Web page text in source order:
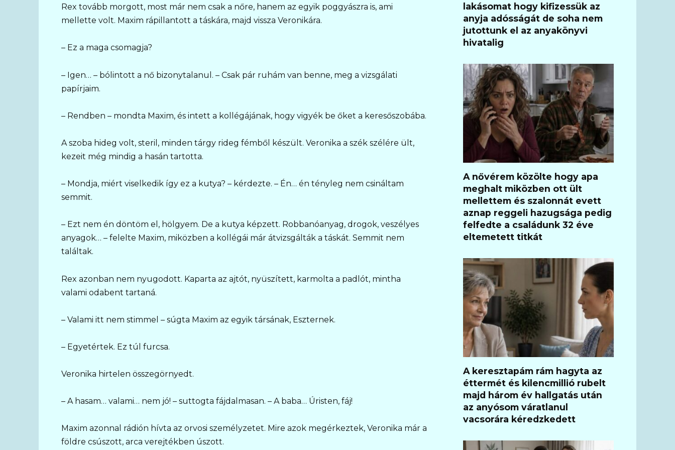
Rex tovább morgott, most már nem csak a nőre, hanem az egyik poggyászra is, ami
mellette volt. Maxim rápillantott a táskára, majd vissza Veronikára.
– Ez a maga csomagja?
– Igen… – bólintott a nő bizonytalanul. – Csak pár ruhám van benne, meg a vizsgálati
papírjaim.
– Rendben – mondta Maxim, és intett a kollégájának, hogy vigyék be őket a keresőszobába.
A szoba hideg volt, steril, minden tárgy rideg fémből készült. Veronika a szék szélére ült,
kezeit még mindig a hasán tartotta.
– Mondja, miért viselkedik így ez a kutya? – kérdezte. – Én… én tényleg nem csináltam
semmit.
– Ezt nem én döntöm el, hölgyem. De a kutya képzett. Robbanóanyag, drogok, veszélyes
anyagok… – felelte Maxim, miközben a kollégái már átvizsgálták a táskát. Semmit nem
találtak.
Rex azonban nem nyugodott. Kaparta az ajtót, nyüszített, karmolta a padlót, mintha
valami odabent tartaná.
– Valami itt nem stimmel – súgta Maxim az egyik társának, Eszternek.
– Egyetértek. Ez túl furcsa.
Veronika hirtelen összegörnyedt.
– A hasam… valami… nem jó! – suttogta fájdalmasan. – A baba… Úristen, fáj!
Maxim azonnal rádión hívta az orvosi személyzetet. Mire azok megérkeztek, Veronika már a
földre csúszott, arca verejtékben úszott.
lakásomat hogy kifizessük az
anyja adósságát de soha nem
jutottunk el az anyakönyvi
hivatalig
A nővérem közölte hogy apa
meghalt miközben ott ült
mellettem és szalonnát evett
aznap reggeli hazugsága pedig
felfedte a családunk 32 éve
eltemetett titkát
A keresztapám rám hagyta az
éttermét és kilencmillió rubelt
majd három év hallgatás után
az anyósom váratlanul
vacsorára kéredzkedett